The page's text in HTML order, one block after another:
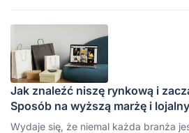
Jak znaleźć niszę rynkową i
Sposób na wyższą marżę i
Wydaje się, że niemal każda branża